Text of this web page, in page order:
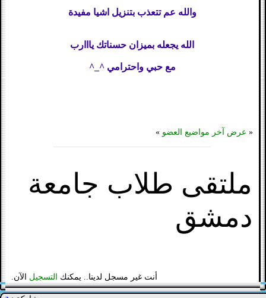
والله عم تتعذب بتنزيل اشيا مفيدة
الله يجعله بميزان حسناتك يااارب
مع حبي واحترامي ^_^
« عرض آخر مواضيع العضو »
ملتقى طلاب جامعة
دمشق
أنت غير مسجل لدينا.. يمكنك التسجيل الآن.